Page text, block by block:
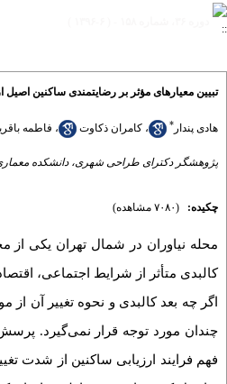
تبیین معیارهای مؤثر بر رضایتمندی ساکنین
هادی پندار * ، کامران ذکاوت ، فاطمه
پژوهشگر دکترای طراحی شهری، دانشکده
چکیده: (۷۰۸۰ مشاهده)
محله نیاوران در شمال تهران یکی
کالبدی متأثر از شرایط اجتماعی،
اگر چه بعد کالبدی و نحوه تغییر آن
چندان مورد توجه قرار نمی‌گیرد.
فهم فرایند ارزیابی ساکنین از شدت